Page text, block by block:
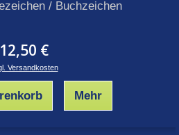
/ Buchzeichen
12,50 €
Versandkosten
Mehr